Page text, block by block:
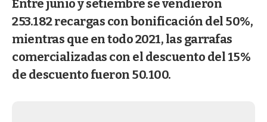
Entre junio y setiembre se vendieron
253.182 recargas con bonificación del 50%,
mientras que en todo 2021, las garrafas
comercializadas con el descuento del 15%
de descuento fueron 50.100.